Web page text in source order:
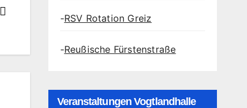
-RSV Rotation Greiz
-Reußische Fürstenstraße
Veranstaltungen Vogtlandhalle